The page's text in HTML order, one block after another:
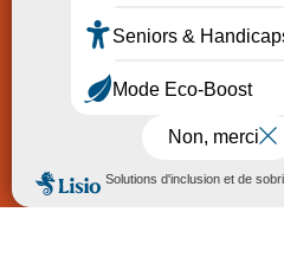
Politique de
Accessibilité :